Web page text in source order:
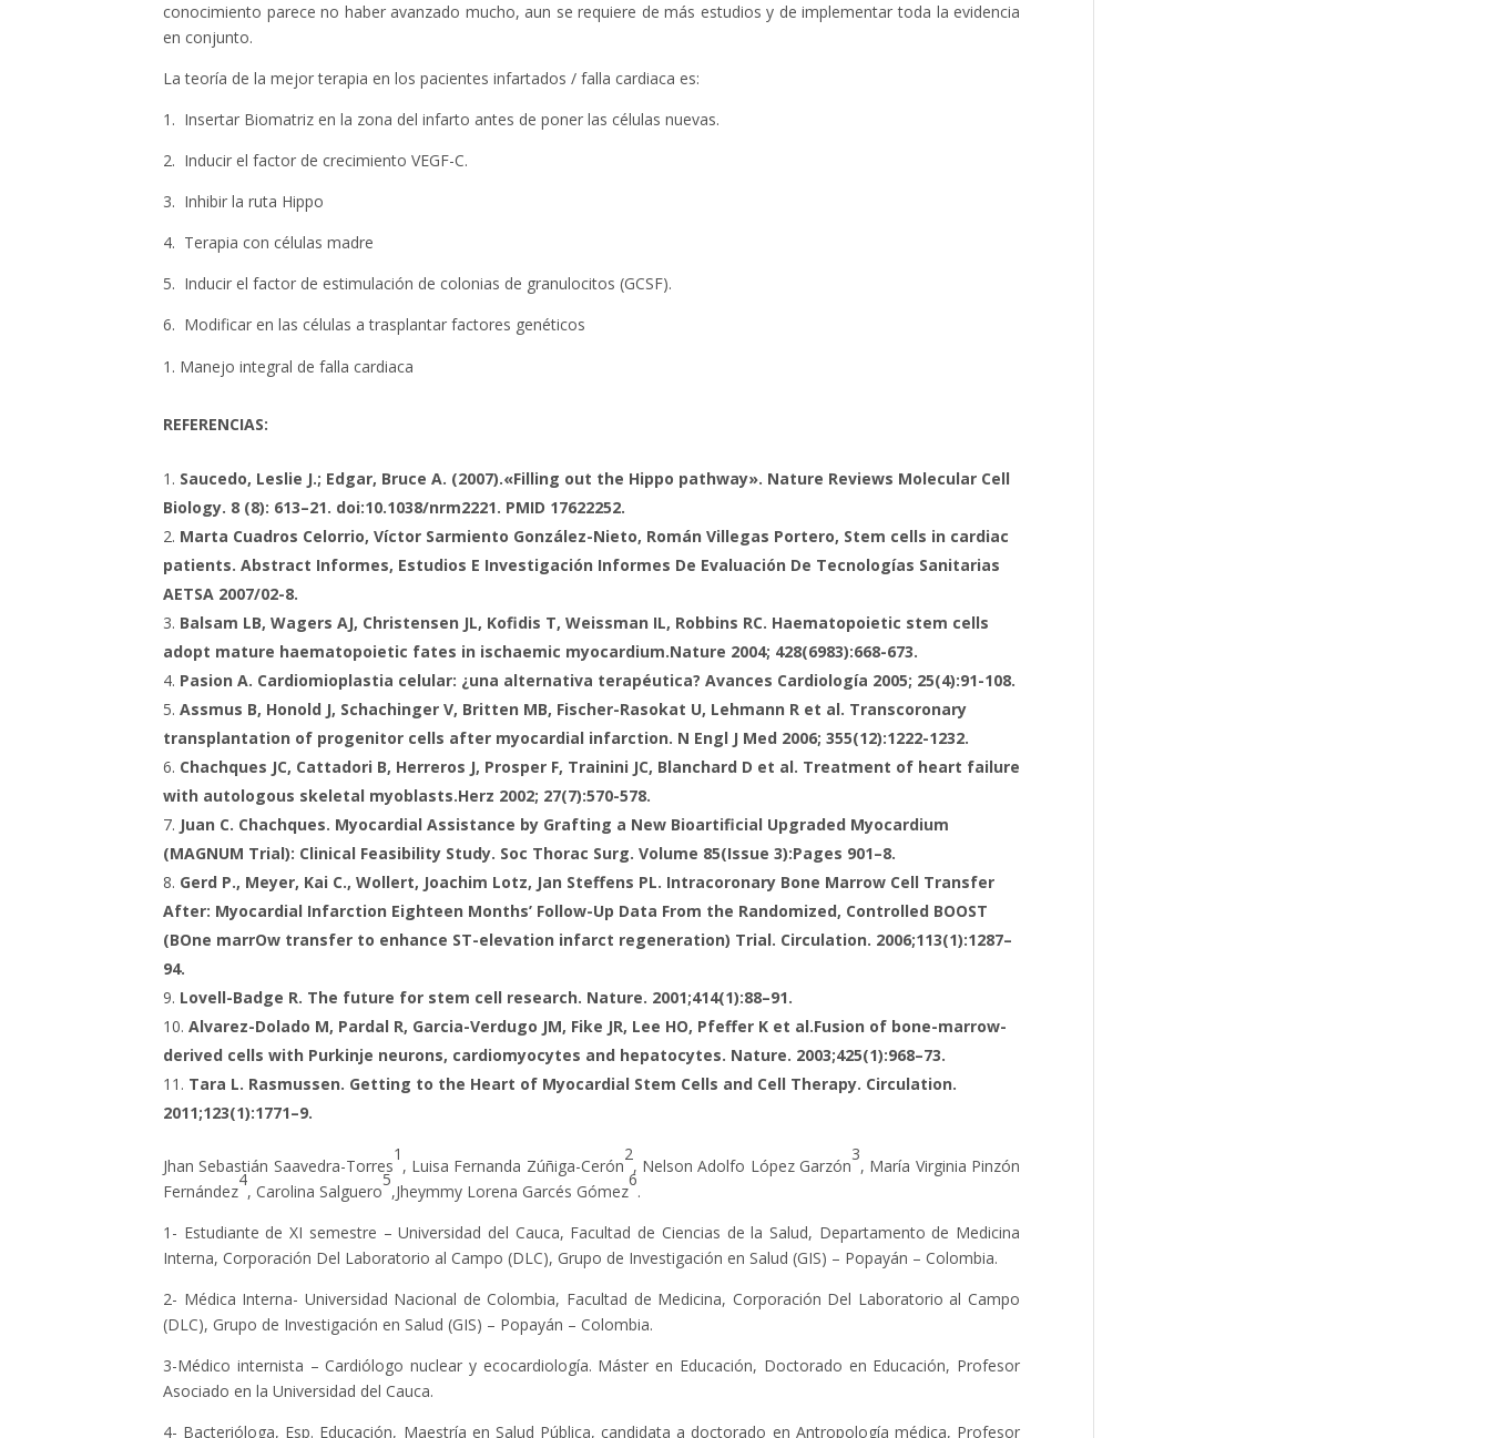
conocimiento parece no haber avanzado mucho, aun se requiere de más estudios y de implementar toda la evidencia
en conjunto.
La teoría de la mejor terapia en los pacientes infartados / falla cardiaca es:
1. Insertar Biomatriz en la zona del infarto antes de poner las células nuevas.
2. Inducir el factor de crecimiento VEGF-C.
3. Inhibir la ruta Hippo
4. Terapia con células madre
5. Inducir el factor de estimulación de colonias de granulocitos (GCSF).
6. Modificar en las células a trasplantar factores genéticos
Manejo integral de falla cardiaca
REFERENCIAS:
Saucedo, Leslie J.; Edgar, Bruce A. (2007).«Filling out the Hippo pathway». Nature Reviews Molecular Cell
Biology. 8 (8): 613–21. doi:10.1038/nrm2221. PMID 17622252.
Marta Cuadros Celorrio, Víctor Sarmiento González-Nieto, Román Villegas Portero, Stem cells in cardiac
patients. Abstract Informes, Estudios E Investigación Informes De Evaluación De Tecnologías Sanitarias
AETSA 2007/02-8.
Balsam LB, Wagers AJ, Christensen JL, Kofidis T, Weissman IL, Robbins RC. Haematopoietic stem cells
adopt mature haematopoietic fates in ischaemic myocardium.Nature 2004; 428(6983):668-673.
Pasion A. Cardiomioplastia celular: ¿una alternativa terapéutica? Avances Cardiología 2005; 25(4):91-108.
Assmus B, Honold J, Schachinger V, Britten MB, Fischer-Rasokat U, Lehmann R et al. Transcoronary
transplantation of progenitor cells after myocardial infarction. N Engl J Med 2006; 355(12):1222-1232.
Chachques JC, Cattadori B, Herreros J, Prosper F, Trainini JC, Blanchard D et al. Treatment of heart failure
with autologous skeletal myoblasts.Herz 2002; 27(7):570-578.
Juan C. Chachques. Myocardial Assistance by Grafting a New Bioartificial Upgraded Myocardium
(MAGNUM Trial): Clinical Feasibility Study. Soc Thorac Surg. Volume 85(Issue 3):Pages 901–8.
Gerd P., Meyer, Kai C., Wollert, Joachim Lotz, Jan Steffens PL. Intracoronary Bone Marrow Cell Transfer
After: Myocardial Infarction Eighteen Months’ Follow-Up Data From the Randomized, Controlled BOOST
(BOne marrOw transfer to enhance ST-elevation infarct regeneration) Trial. Circulation. 2006;113(1):1287–
94.
Lovell-Badge R. The future for stem cell research. Nature. 2001;414(1):88–91.
Alvarez-Dolado M, Pardal R, Garcia-Verdugo JM, Fike JR, Lee HO, Pfeffer K et al.Fusion of bone-marrow-
derived cells with Purkinje neurons, cardiomyocytes and hepatocytes. Nature. 2003;425(1):968–73.
Tara L. Rasmussen. Getting to the Heart of Myocardial Stem Cells and Cell Therapy. Circulation.
2011;123(1):1771–9.
Jhan Sebastián Saavedra-Torres
1
, Luisa Fernanda Zúñiga-Cerón
2
, Nelson Adolfo López Garzón
3
, María Virginia Pinzón
Fernández
4
, Carolina Salguero
5
,Jheymmy Lorena Garcés Gómez
6
.
1- Estudiante de XI semestre – Universidad del Cauca, Facultad de Ciencias de la Salud, Departamento de Medicina
Interna, Corporación Del Laboratorio al Campo (DLC), Grupo de Investigación en Salud (GIS) – Popayán – Colombia.
2- Médica Interna- Universidad Nacional de Colombia, Facultad de Medicina, Corporación Del Laboratorio al Campo
(DLC), Grupo de Investigación en Salud (GIS) – Popayán – Colombia.
3-Médico internista – Cardiólogo nuclear y ecocardiología. Máster en Educación, Doctorado en Educación, Profesor
Asociado en la Universidad del Cauca.
4- Bacterióloga, Esp. Educación, Maestría en Salud Pública, candidata a doctorado en Antropología médica, Profesor